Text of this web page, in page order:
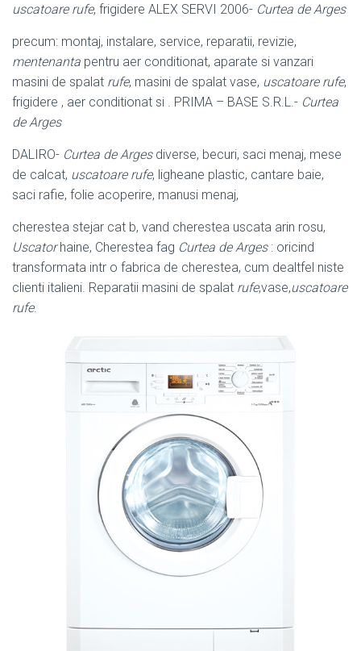
uscatoare rufe, frigidere ALEX SERVI 2006- Curtea de Arges
precum: montaj, instalare, service, reparatii, revizie,
mentenanta pentru aer conditionat, aparate si vanzari
masini de spalat rufe, masini de spalat vase, uscatoare rufe,
frigidere , aer conditionat si . PRIMA – BASE S.R.L.- Curtea
de Arges
DALIRO- Curtea de Argesdiverse, becuri, saci menaj, mese
de calcat, uscatoare rufe, ligheane plastic, cantare baie,
saci rafie, folie acoperire, manusi menaj,
cherestea stejar cat b, vand cherestea uscata arin rosu,
Uscatorhaine, Cherestea fag Curtea de Arges: oricind
transformata intr o fabrica de cherestea, cum dealtfel niste
clienti italieni. Reparatii masini de spalat rufe,vase,uscatoare
rufe.